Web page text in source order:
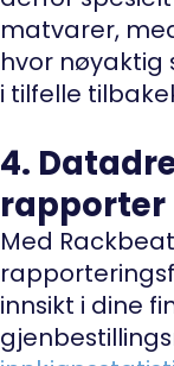
matvarer,
hvor
i tilfelle
4.
rapporter
Med
innsikt i dine